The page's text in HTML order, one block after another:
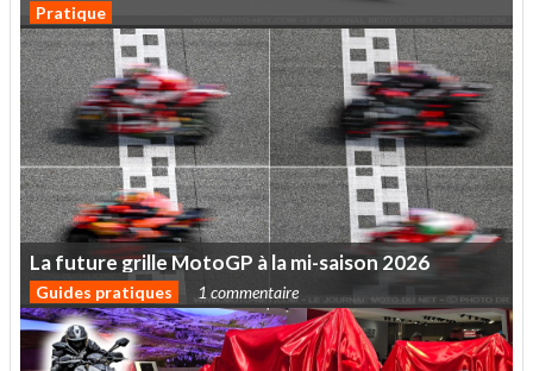
Pratique
Lafuturegrille MotoGP àlami-saison 2026
Guides pratiques 1 commentaire